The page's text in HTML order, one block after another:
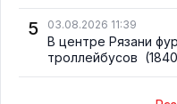
5 03.08.2026 11:39
В центре Рязани
троллейбусов